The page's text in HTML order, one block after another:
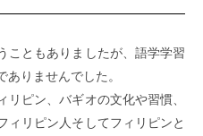
こともありましたが、語学学習
りませんでした。
ピン、バギオの文化や習慣、
ィリピン人そしてフィリピンと